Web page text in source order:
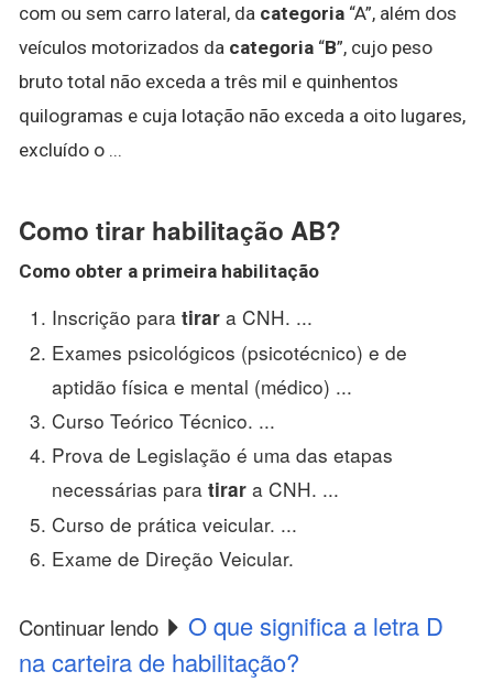
com ou sem carro lateral, da categoria “A”, além dos
veículos motorizados da categoria “B”, cujo peso
bruto total não exceda a três mil e quinhentos
quilogramas e cuja lotação não exceda a oito lugares,
excluído o ...
Como tirar habilitação AB?
Como obter a primeira habilitação
Inscrição para tirar a CNH. ...
Exames psicológicos (psicotécnico) e de
aptidão física e mental (médico) ...
Curso Teórico Técnico. ...
Prova de Legislação é uma das etapas
necessárias para tirar a CNH. ...
Curso de prática veicular. ...
Exame de Direção Veicular.
Continuar lendo
O que significa a letra D
na carteira de habilitação?